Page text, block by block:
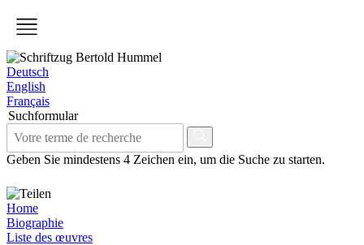
Deutsch
English
Français
Suchformular
Geben Sie mindestens 4 Zeichen ein, um die Suche zu starten.
Home
Biographie
Liste des œuvres